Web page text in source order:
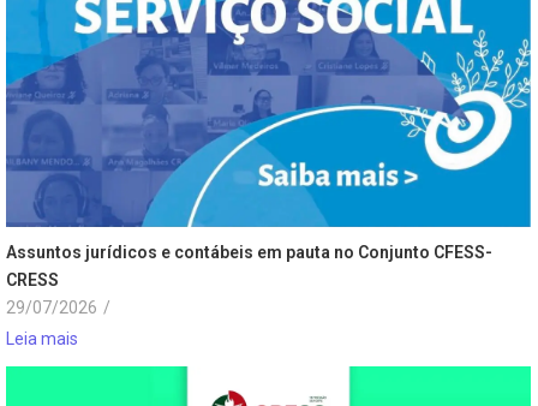
Assuntos jurídicos e contábeis em pauta no Conjunto CFESS-
CRESS
29/07/2026 /
Leia mais